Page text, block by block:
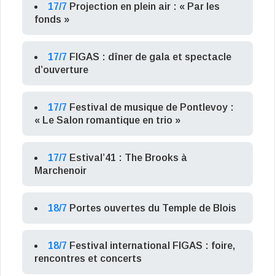
17/7 Projection en plein air : « Par les
fonds »
17/7 FIGAS : dîner de gala et spectacle
d’ouverture
17/7 Festival de musique de Pontlevoy :
« Le Salon romantique en trio »
17/7 Estival’41 : The Brooks à
Marchenoir
18/7 Portes ouvertes du Temple de Blois
18/7 Festival international FIGAS : foire,
rencontres et concerts